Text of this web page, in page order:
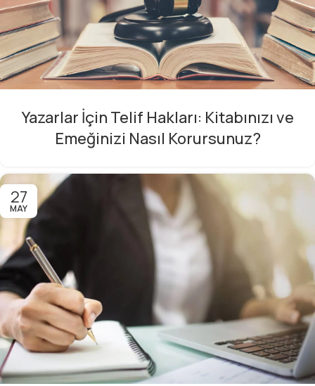
Yazarlar İçin Telif Hakları: Kitabınızı ve
Emeğinizi Nasıl Korursunuz?
27
MAY